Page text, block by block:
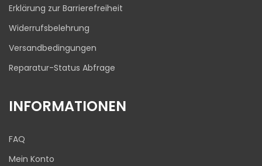
Erklärung zur Barrierefreiheit
Widerrufsbelehrung
Versandbedingungen
Reparatur-Status Abfrage
INFORMATIONEN
FAQ
Mein Konto